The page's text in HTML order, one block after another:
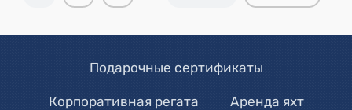
Подарочные сертификаты
Корпоративная регата Аренда яхт